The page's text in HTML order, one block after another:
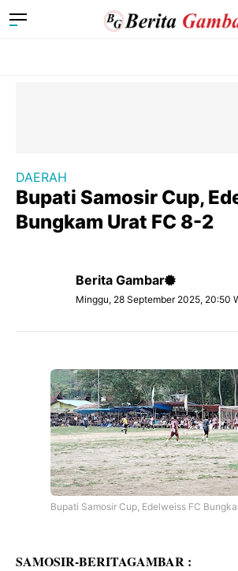
DAERAH
Bupati Samosir Cup,
Bungkam Urat FC 8-2
Berita Gambar
Minggu, 28 September 2025, 20:50
Bupati Samosir Cup, Edelweiss FC
SAMOSIR-BERITAGAMBAR :